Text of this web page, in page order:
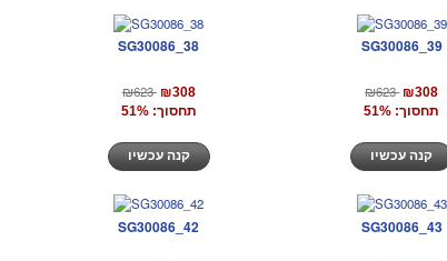
SG30086_38
₪623 ₪308
תחסוך: 51%
קנה עכשיו
SG30086_39
₪623 ₪308
תחסוך: 51%
SG30086_42 SG30086_43